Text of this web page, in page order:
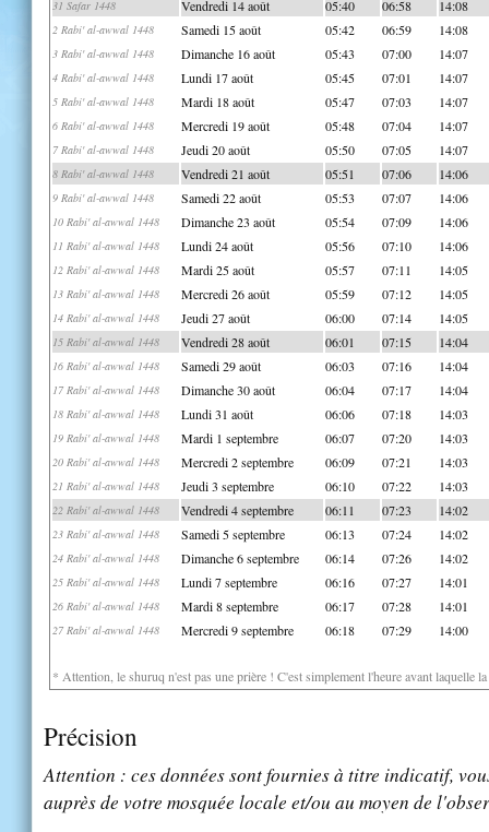
31 Safar 1448 Vendredi 14 août 05:40 06:58 14:08
2 Rabi' al-awwal 1448 Samedi 15 août 05:42 06:59 14:08
3 Rabi' al-awwal 1448 Dimanche 16 août 05:43 07:00 14:07
4 Rabi' al-awwal 1448 Lundi 17 août 05:45 07:01 14:07
5 Rabi' al-awwal 1448 Mardi 18 août 05:47 07:03 14:07
6 Rabi' al-awwal 1448 Mercredi 19 août 05:48 07:04 14:07
7 Rabi' al-awwal 1448 Jeudi 20 août 05:50 07:05 14:07
8 Rabi' al-awwal 1448 Vendredi 21 août 05:51 07:06 14:06
9 Rabi' al-awwal 1448 Samedi 22 août 05:53 07:07 14:06
10 Rabi' al-awwal 1448 Dimanche 23 août 05:54 07:09 14:06
11 Rabi' al-awwal 1448 Lundi 24 août 05:56 07:10 14:06
12 Rabi' al-awwal 1448 Mardi 25 août 05:57 07:11 14:05
13 Rabi' al-awwal 1448 Mercredi 26 août 05:59 07:12 14:05
14 Rabi' al-awwal 1448 Jeudi 27 août 06:00 07:14 14:05
15 Rabi' al-awwal 1448 Vendredi 28 août 06:01 07:15 14:04
16 Rabi' al-awwal 1448 Samedi 29 août 06:03 07:16 14:04
17 Rabi' al-awwal 1448 Dimanche 30 août 06:04 07:17 14:04
18 Rabi' al-awwal 1448 Lundi 31 août 06:06 07:18 14:03
19 Rabi' al-awwal 1448 Mardi 1 septembre 06:07 07:20 14:03
20 Rabi' al-awwal 1448 Mercredi 2 septembre 06:09 07:21 14:03
21 Rabi' al-awwal 1448 Jeudi 3 septembre 06:10 07:22 14:03
22 Rabi' al-awwal 1448 Vendredi 4 septembre 06:11 07:23 14:02
23 Rabi' al-awwal 1448 Samedi 5 septembre 06:13 07:24 14:02
24 Rabi' al-awwal 1448 Dimanche 6 septembre 06:14 07:26 14:02
25 Rabi' al-awwal 1448 Lundi 7 septembre 06:16 07:27 14:01
26 Rabi' al-awwal 1448 Mardi 8 septembre 06:17 07:28 14:01
27 Rabi' al-awwal 1448 Mercredi 9 septembre 06:18 07:29 14:00
* Attention, le shuruq n'est pas une prière ! C'est simplement l'heure avant laquelle
Précision
Attention : ces données sont fournies à titre indicatif,
auprès de votre mosquée locale et/ou au moyen de